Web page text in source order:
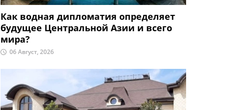
Как водная дипломатия определяет
будущее Центральной Азии и всего
мира?
06 Август, 2026